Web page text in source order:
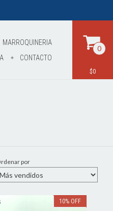
MARROQUINERIA
CONTACTO
0
$0
por
10% OFF